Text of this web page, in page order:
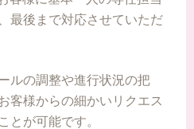
最後まで対応させていただ
ルの調整や進行状況の把
客様からの細かいリクエス
とが可能です。